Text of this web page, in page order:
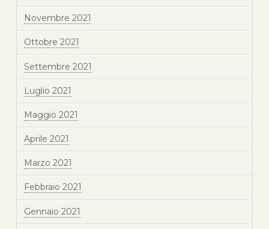
Novembre 2021
Ottobre 2021
Settembre 2021
Luglio 2021
Maggio 2021
Aprile 2021
Marzo 2021
Febbraio 2021
Gennaio 2021